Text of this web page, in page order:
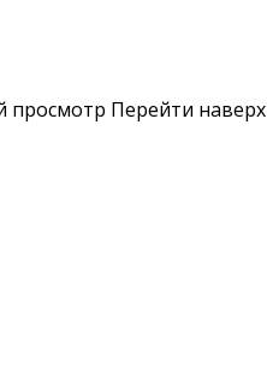
просмотр Перейти наверх